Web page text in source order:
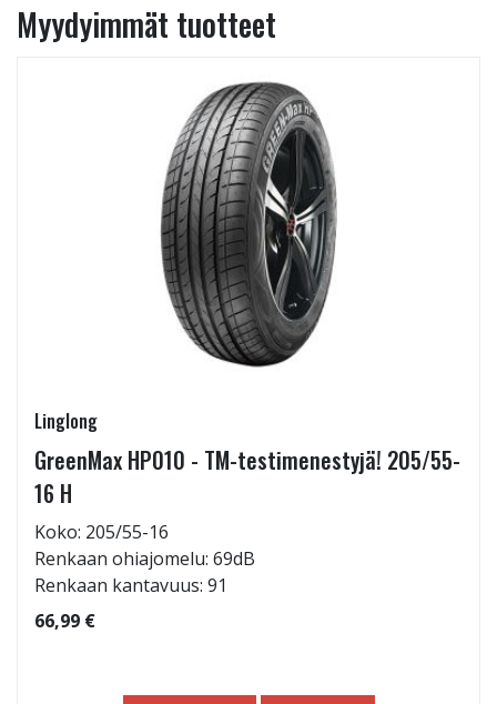
Myydyimmät tuotteet
Linglong
GreenMax HP010 - TM-testimenestyjä! 205/55-
16 H
Koko: 205/55-16
Renkaan ohiajomelu: 69dB
Renkaan kantavuus: 91
66,99 €